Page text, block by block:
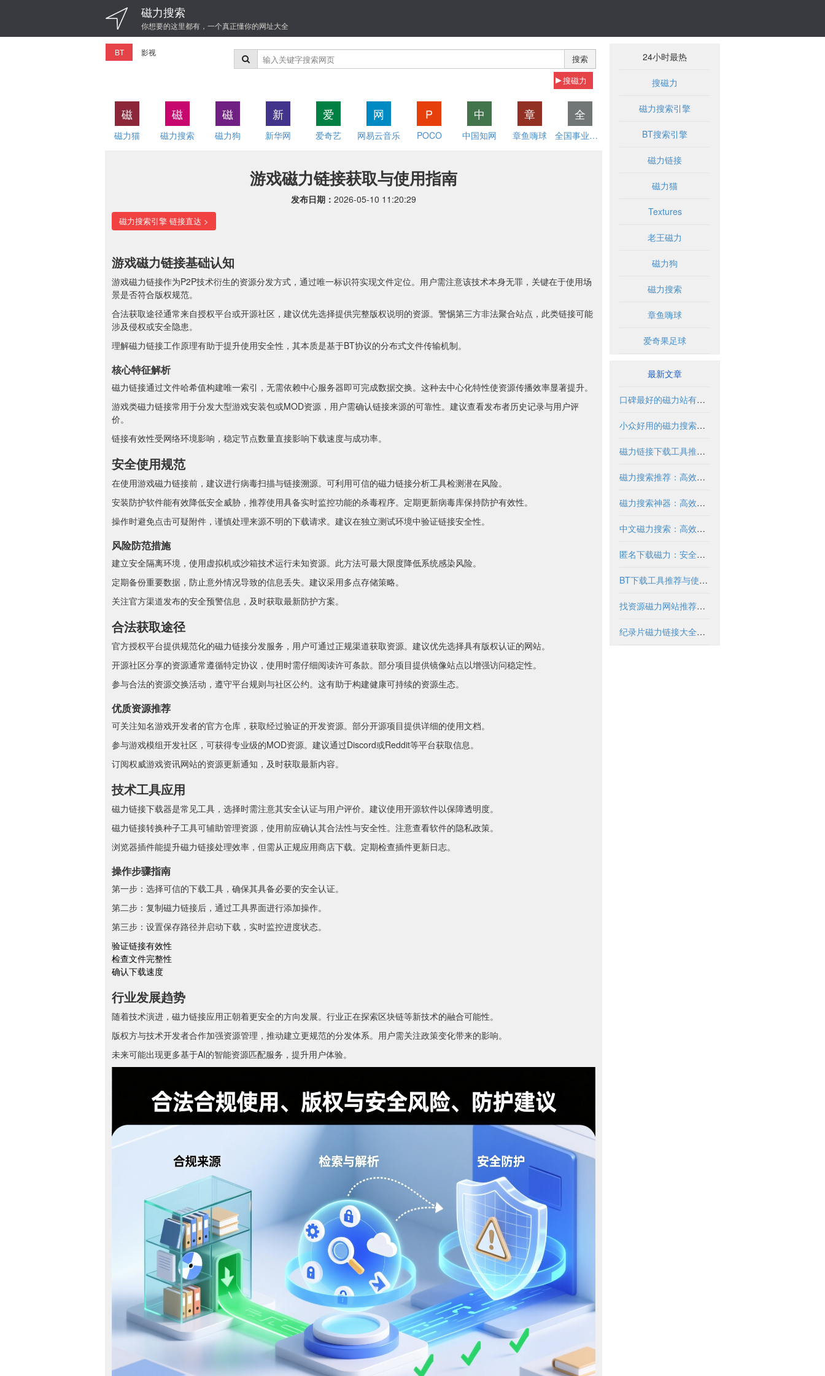
磁力搜索
你想要的这里都有，一个真正懂你的网址大全
BT 影视
搜索
搜磁力
磁
磁力猫
磁
磁力搜索
磁
磁力狗
新
新华网
爱
爱奇艺
网
网易云音乐
P
POCO
中
中国知网
章
章鱼嗨球
全
全国事业单位招聘网
游戏磁力链接获取与使用指南
发布日期： 2026-05-10 11:20:29
磁力搜索引擎 链接直达 >
游戏磁力链接基础认知
游戏磁力链接作为P2P技术衍生的资源分发方式，通过唯一标识符实现文件定位。用户需注意该技术本身无罪，关键在于使用场
景是否符合版权规范。
合法获取途径通常来自授权平台或开源社区，建议优先选择提供完整版权说明的资源。警惕第三方非法聚合站点，此类链接可能
涉及侵权或安全隐患。
理解磁力链接工作原理有助于提升使用安全性，其本质是基于BT协议的分布式文件传输机制。
核心特征解析
磁力链接通过文件哈希值构建唯一索引，无需依赖中心服务器即可完成数据交换。这种去中心化特性使资源传播效率显著提升。
游戏类磁力链接常用于分发大型游戏安装包或MOD资源，用户需确认链接来源的可靠性。建议查看发布者历史记录与用户评
价。
链接有效性受网络环境影响，稳定节点数量直接影响下载速度与成功率。
安全使用规范
在使用游戏磁力链接前，建议进行病毒扫描与链接溯源。可利用可信的磁力链接分析工具检测潜在风险。
安装防护软件能有效降低安全威胁，推荐使用具备实时监控功能的杀毒程序。定期更新病毒库保持防护有效性。
操作时避免点击可疑附件，谨慎处理来源不明的下载请求。建议在独立测试环境中验证链接安全性。
风险防范措施
建立安全隔离环境，使用虚拟机或沙箱技术运行未知资源。此方法可最大限度降低系统感染风险。
定期备份重要数据，防止意外情况导致的信息丢失。建议采用多点存储策略。
关注官方渠道发布的安全预警信息，及时获取最新防护方案。
合法获取途径
官方授权平台提供规范化的磁力链接分发服务，用户可通过正规渠道获取资源。建议优先选择具有版权认证的网站。
开源社区分享的资源通常遵循特定协议，使用时需仔细阅读许可条款。部分项目提供镜像站点以增强访问稳定性。
参与合法的资源交换活动，遵守平台规则与社区公约。这有助于构建健康可持续的资源生态。
优质资源推荐
可关注知名游戏开发者的官方仓库，获取经过验证的开发资源。部分开源项目提供详细的使用文档。
参与游戏模组开发社区，可获得专业级的MOD资源。建议通过Discord或Reddit等平台获取信息。
订阅权威游戏资讯网站的资源更新通知，及时获取最新内容。
技术工具应用
磁力链接下载器是常见工具，选择时需注意其安全认证与用户评价。建议使用开源软件以保障透明度。
磁力链接转换种子工具可辅助管理资源，使用前应确认其合法性与安全性。注意查看软件的隐私政策。
浏览器插件能提升磁力链接处理效率，但需从正规应用商店下载。定期检查插件更新日志。
操作步骤指南
第一步：选择可信的下载工具，确保其具备必要的安全认证。
第二步：复制磁力链接后，通过工具界面进行添加操作。
第三步：设置保存路径并启动下载，实时监控进度状态。
验证链接有效性
检查文件完整性
确认下载速度
行业发展趋势
随着技术演进，磁力链接应用正朝着更安全的方向发展。行业正在探索区块链等新技术的融合可能性。
版权方与技术开发者合作加强资源管理，推动建立更规范的分发体系。用户需关注政策变化带来的影响。
未来可能出现更多基于AI的智能资源匹配服务，提升用户体验。
24小时最热
搜磁力
磁力搜索引擎
BT搜索引擎
磁力链接
磁力猫
Textures
老王磁力
磁力狗
磁力搜索
章鱼嗨球
爱奇果足球
最新文章
口碑最好的磁力站有哪些推荐？2024年全面解析
小众好用的磁力搜索推荐与解析
磁力链接下载工具推荐与使用指南
磁力搜索推荐：高效获取资源的实用指南
磁力搜索神器：高效获取资源的必备工具
中文磁力搜索：高效获取资源的合法方式
匿名下载磁力：安全获取资源的合法方式
BT下载工具推荐与使用指南
找资源磁力网站推荐与安全使用指南
纪录片磁力链接大全与安全下载指南